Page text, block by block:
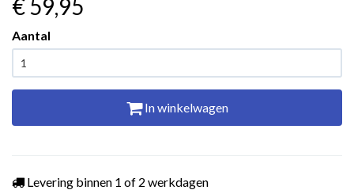
€ 59,95
Aantal
In winkelwagen
Levering binnen 1 of 2 werkdagen